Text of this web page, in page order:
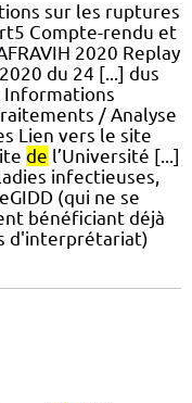
sur les ruptures
Compte-rendu et
2020 Replay
du 24 [...] dus
Informations
/ Analyse
Lien vers le site
de l’Université [...]
infectieuses,
(qui ne se
bénéficiant déjà
d'interprétariat)